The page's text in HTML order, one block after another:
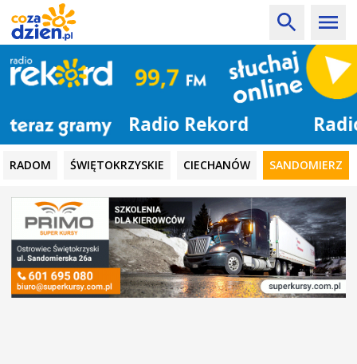
Radio Rekord
RADOM ŚWIĘTOKRZYSKIE CIECHANÓW SANDOMIERZ